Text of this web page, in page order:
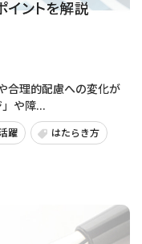
合理的配慮への変化が
や障...
躍 はたらき方